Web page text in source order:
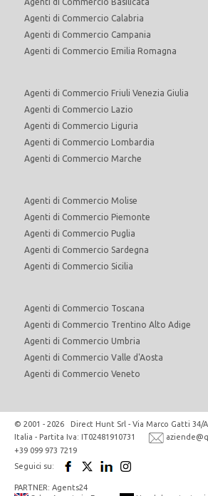
Agenti di Commercio Calabria
Agenti di Commercio Campania
Agenti di Commercio Emilia Romagna
Agenti di Commercio Friuli Venezia Giulia
Agenti di Commercio Lazio
Agenti di Commercio Liguria
Agenti di Commercio Lombardia
Agenti di Commercio Marche
Agenti di Commercio Molise
Agenti di Commercio Piemonte
Agenti di Commercio Puglia
Agenti di Commercio Sardegna
Agenti di Commercio Sicilia
Agenti di Commercio Toscana
Agenti di Commercio Trentino Alto Adige
Agenti di Commercio Umbria
Agenti di Commercio Valle d'Aosta
Agenti di Commercio Veneto
© 2001 - 2026 Direct Hunt Srl - Via Marco Gatti 34/
Italia - Partita Iva: IT02481910731
+39 099 973 7219
Seguici su:
PARTNER: Agents24